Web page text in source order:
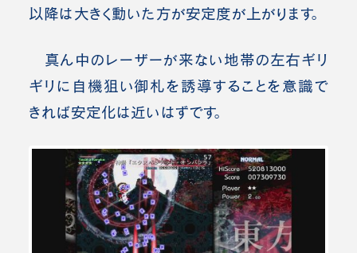
以降は大きく動いた方が安定度が上がります。
真ん中のレーザーが来ない地帯の左右ギリ
ギリに自機狙い御札を誘導することを意識で
きれば安定化は近いはずです。